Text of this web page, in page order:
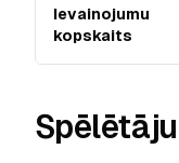
Ievainojumu
kopskaits